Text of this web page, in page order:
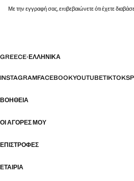
Με την εγγραφή σας, επιβεβαιώνετε ότι έχετε
GREECE·ΕΛΛΗΝΙΚΆ
INSTAGRAMFACEBOOKYOUTUBETIKTOK
ΒΟΉΘΕΙΑ
ΟΙ ΑΓΟΡΈΣ ΜΟΥ
ΕΠΙΣΤΡΟΦΈΣ
ΕΤΑΙΡΊΑ